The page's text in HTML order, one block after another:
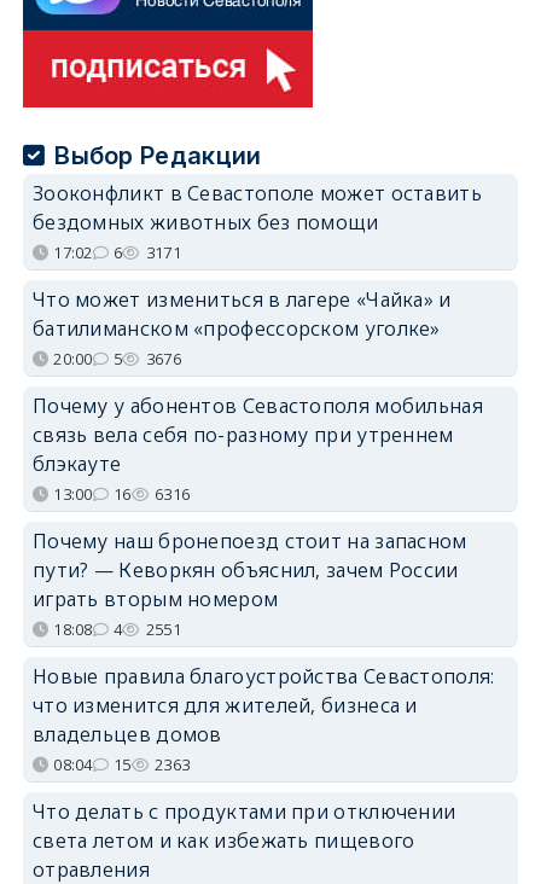
Выбор Редакции
Зооконфликт в Севастополе может оставить
бездомных животных без помощи
17:02 6 3171
Что может измениться в лагере «Чайка» и
батилиманском «профессорском уголке»
20:00 5 3676
Почему у абонентов Севастополя мобильная
связь вела себя по-разному при утреннем
блэкауте
13:00 16 6316
Почему наш бронепоезд стоит на запасном
пути? — Кеворкян объяснил, зачем России
играть вторым номером
18:08 4 2551
Новые правила благоустройства Севастополя:
что изменится для жителей, бизнеса и
владельцев домов
08:04 15 2363
Что делать с продуктами при отключении
света летом и как избежать пищевого
отравления